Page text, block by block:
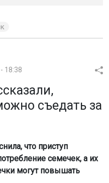
18:38
съедать за
что приступ
семечек, а их
могут повышать